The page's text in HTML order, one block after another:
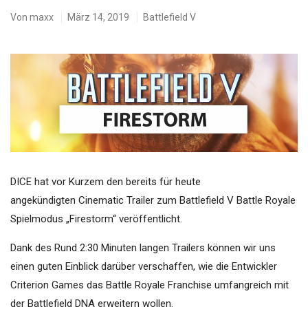
Von maxx März 14, 2019 Battlefield V
DICE hat vor Kurzem den bereits für heute
angekündigten Cinematic Trailer zum Battlefield V Battle Royale
Spielmodus „Firestorm“ veröffentlicht.
Dank des Rund 2:30 Minuten langen Trailers können wir uns
einen guten Einblick darüber verschaffen, wie die Entwickler
Criterion Games das Battle Royale Franchise umfangreich mit
der Battlefield DNA erweitern wollen.